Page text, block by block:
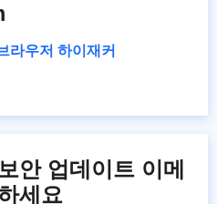
라우저 하이재커
안 업데이트 이메
세요